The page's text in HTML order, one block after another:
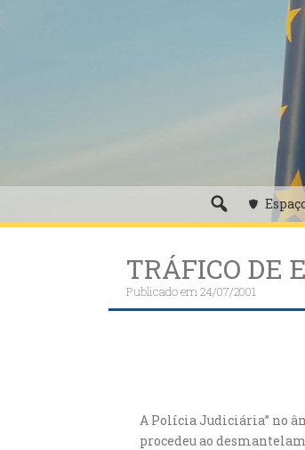
TRÁFICO DE
Publicado em24/07/2001
A Polícia Judiciária” no
procedeu ao